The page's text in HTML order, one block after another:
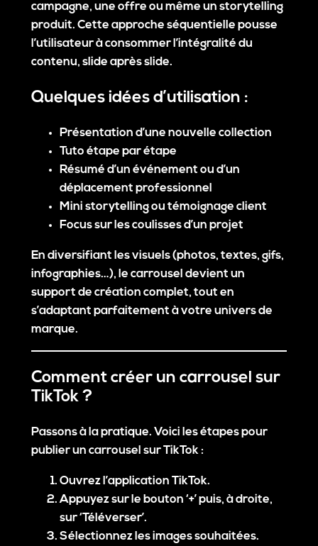
campagne, une offre ou même un storytelling
produit. Cette approche séquentielle pousse
l’utilisateur à consommer l’intégralité du
contenu, slide après slide.
Quelques idées d’utilisation :
Présentation d’une nouvelle collection
Tuto étape par étape
Résumé d’un événement ou d’un
déplacement professionnel
Mini storytelling ou témoignage client
Focus sur les coulisses d’un projet
En diversifiant les visuels (photos, textes, gifs,
infographies…), le carrousel devient un
support de création complet, tout en
s’adaptant parfaitement à votre univers de
marque.
Comment créer un carrousel sur
TikTok ?
Passons à la pratique. Voici les étapes pour
publier un carrousel sur TikTok :
Ouvrez l’application TikTok.
Appuyez sur le bouton ‘+’ puis, à droite,
sur ‘Téléverser’.
Sélectionnez les images souhaitées.